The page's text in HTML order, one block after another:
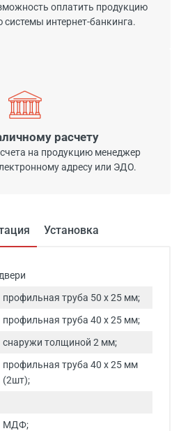
оплатить продукцию
интернет-банкинга.
расчету
на продукцию менеджер
адресу или ЭДО.
Установка
профильная труба 50 х 25 мм;
профильная труба 40 х 25 мм;
снаружи толщиной 2 мм;
профильная труба 40 х 25 мм
(2шт);
МДФ;